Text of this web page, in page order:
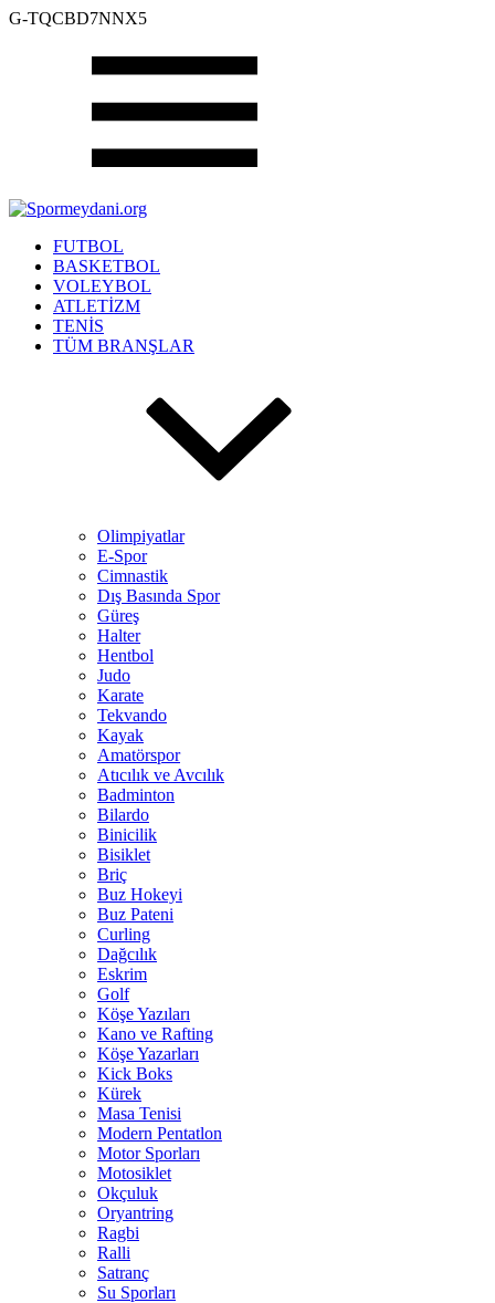
G-TQCBD7NNX5
FUTBOL
BASKETBOL
VOLEYBOL
ATLETİZM
TENİS
TÜM BRANŞLAR
Olimpiyatlar
E-Spor
Cimnastik
Dış Basında Spor
Güreş
Halter
Hentbol
Judo
Karate
Tekvando
Kayak
Amatörspor
Atıcılık ve Avcılık
Badminton
Bilardo
Binicilik
Bisiklet
Briç
Buz Hokeyi
Buz Pateni
Curling
Dağcılık
Eskrim
Golf
Köşe Yazıları
Kano ve Rafting
Köşe Yazarları
Kick Boks
Kürek
Masa Tenisi
Modern Pentatlon
Motor Sporları
Motosiklet
Okçuluk
Oryantring
Ragbi
Ralli
Satranç
Su Sporları